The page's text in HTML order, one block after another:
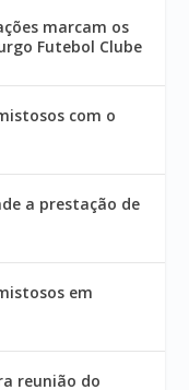
marcam os
Futebol Clube
com o
a prestação de
em
reunião do